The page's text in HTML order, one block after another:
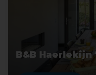
B&B Haerlekijn